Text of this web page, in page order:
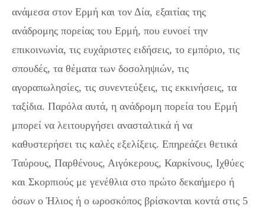
ανάμεσα στον Ερμή και τον Δία, εξαιτίας της
ανάδρομης πορείας του Ερμή, που ευνοεί την
επικοινωνία, τις ευχάριστες ειδήσεις, το εμπόριο, τις
σπουδές, τα θέματα των δοσοληψιών, τις
αγοραπωλησίες, τις συνεντεύξεις, τις εκκινήσεις, τα
ταξίδια. Παρόλα αυτά, η ανάδρομη πορεία του Ερμή
μπορεί να λειτουργήσει ανασταλτικά ή να
καθυστερήσει τις καλές εξελίξεις. Επηρεάζει θετικά
Ταύρους, Παρθένους, Αιγόκερους, Καρκίνους, Ιχθύες
και Σκορπιούς με γενέθλια στο πρώτο δεκαήμερο ή
όσων ο Ήλιος ή ο ωροσκόπος βρίσκονται κοντά στις 5